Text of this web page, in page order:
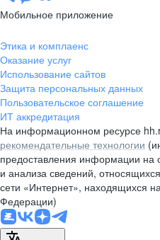
10 этаж, помещение 45-1
pr@rabota.by
Алматы
пр. Абая, д. 151, БЦ Алатау,
12 этаж, офис 1209
+7 727 232-13-13
pr@headhunter.com.kz
Мобильное приложение
Этика и комплаенс
Оказание услуг
Использование сайтов
Защита персональных данных
Пользовательское соглашение
ИТ аккредитация
На информационном ресурсе
рекомендательные технологии
предоставления информации на
и анализа сведений,
сети «Интернет», находящихся
Федерации)